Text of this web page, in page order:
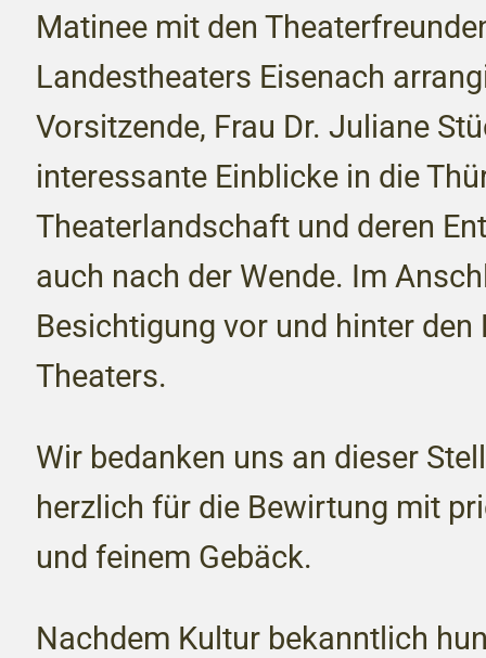
Matinee mit den
Landestheaters Eisenach
Vorsitzende, Frau Dr. Juliane
interessante Einblicke in die
Theaterlandschaft und deren
auch nach der Wende. Im
Besichtigung vor und hinter den
Theaters.
Wir bedanken uns an dieser
herzlich für die Bewirtung mit
und feinem Gebäck.
Nachdem Kultur bekanntlich